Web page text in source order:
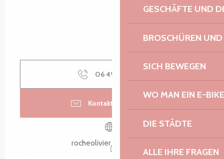
GESCHÄFTE UND
BROSCHÜREN
SICH BEWEGEN
WO MAN EIN E-
DIE STÄDTE
ALLE IHRE FRAGEN
06 49 63 64
Kontaktieren Sie uns
rocheolivier.wixsite.com